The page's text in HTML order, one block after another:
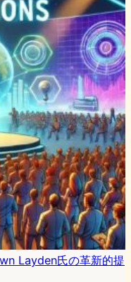
Layden氏の革新的提